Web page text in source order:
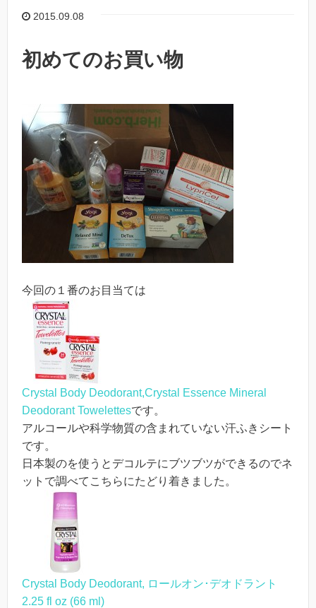
2015.09.08
初めてのお買い物
今回の１番のお目当ては
Crystal Body Deodorant,Crystal Essence Mineral
Deodorant Towelettesです。
アルコールや科学物質の含まれていない汗ふきシート
です。
日本製のを使うとデコルテにブツブツができるのでネ
ットで調べてこちらにたどり着きました。
Crystal Body Deodorant, ロールオン･デオドラント
2.25 fl oz (66 ml)